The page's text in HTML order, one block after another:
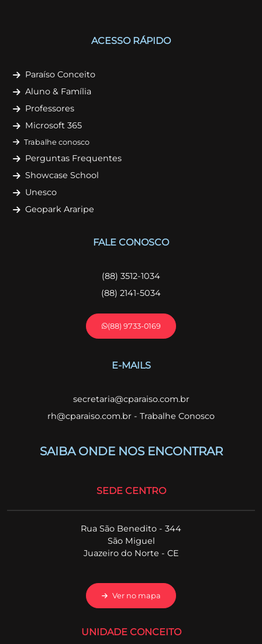
ACESSO RÁPIDO
Paraíso Conceito
Aluno & Família
Professores
Microsoft 365
Trabalhe conosco
Perguntas Frequentes
Showcase School
Unesco
Geopark Araripe
FALE CONOSCO
(88) 3512-1034
(88) 2141-5034
(88) 9733-0169
E-MAILS
secretaria@cparaiso.com.br
rh@cparaiso.com.br - Trabalhe Conosco
SAIBA ONDE NOS ENCONTRAR
SEDE CENTRO
Rua São Benedito - 344
São Miguel
Juazeiro do Norte - CE
Ver no mapa
UNIDADE CONCEITO